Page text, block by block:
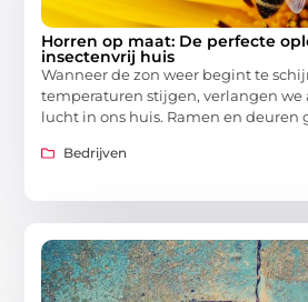
Horren op maat: De perfecte
insectenvrij huis
Wanneer de zon weer begint te
temperaturen stijgen, verlangen we
lucht in ons huis. Ramen en deuren
Bedrijven